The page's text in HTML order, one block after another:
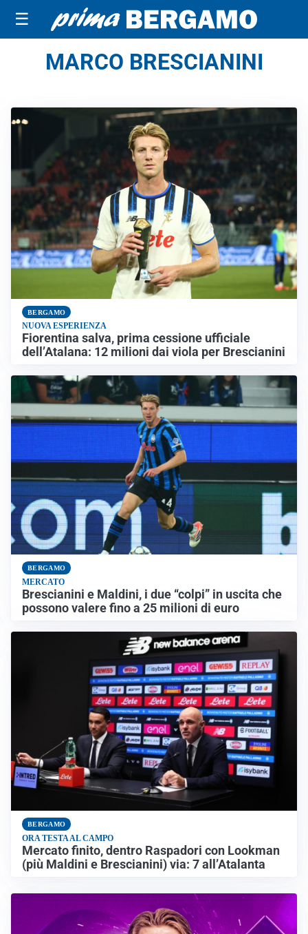
☰
MARCO BRESCIANINI
BERGAMO
NUOVA ESPERIENZA
Fiorentina salva, prima cessione ufficiale
dell’Atalana: 12 milioni dai viola per Brescianini
BERGAMO
MERCATO
Brescianini e Maldini, i due “colpi” in uscita che
possono valere fino a 25 milioni di euro
BERGAMO
ORA TESTA AL CAMPO
Mercato finito, dentro Raspadori con Lookman
(più Maldini e Brescianini) via: 7 all’Atalanta